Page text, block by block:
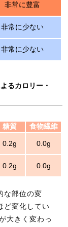
非常に豊富
非常に少ない
非常に少ない
るカロリー・
糖質 食物繊維
0.2g 0.0g
0.2g 0.0g
な部位の変
ど変化してい
大きく変わっ